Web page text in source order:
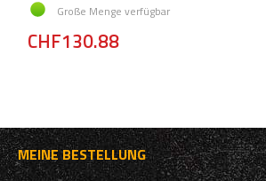
Große Menge verfügbar
CHF130.88
MEINE BESTELLUNG